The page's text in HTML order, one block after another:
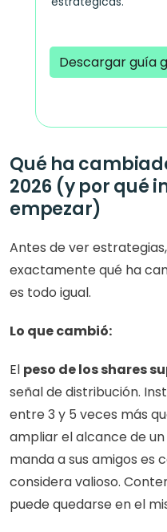
Descargar guía
Qué ha
2026 (y por qué
empezar)
Antes de ver
exactamente qué ha
es todo igual.
Lo que cambió:
El peso de los shares
señal de distribución.
entre 3 y 5 veces más
ampliar el alcance de
manda a sus amigos es
considera valioso.
puede quedarse en el